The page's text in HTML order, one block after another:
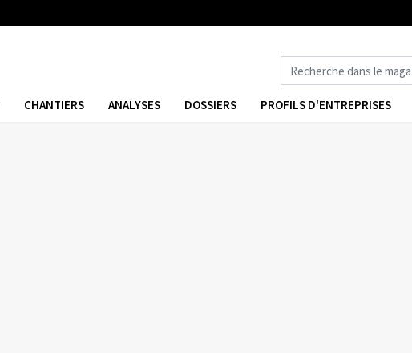
CHANTIERS ANALYSES DOSSIERS PROFILS D'ENTREPRISES